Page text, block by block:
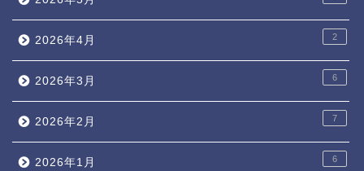
2026年4月 2
2026年3月 6
2026年2月 7
2026年1月 6